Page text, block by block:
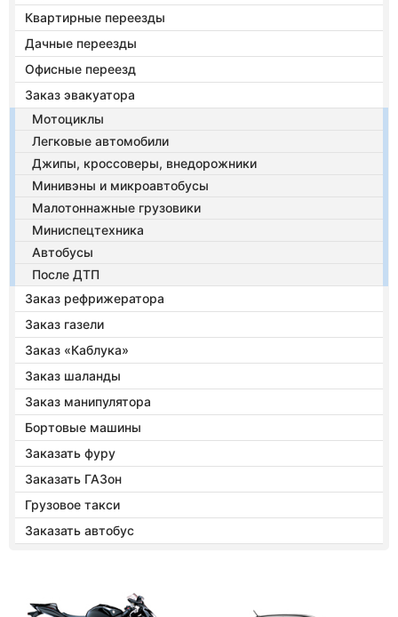
Квартирные переезды
Дачные переезды
Офисные переезд
Заказ эвакуатора
Мотоциклы
Легковые автомобили
Джипы, кроссоверы, внедорожники
Минивэны и микроавтобусы
Малотоннажные грузовики
Миниспецтехника
Автобусы
После ДТП
Заказ рефрижератора
Заказ газели
Заказ «Каблука»
Заказ шаланды
Заказ манипулятора
Бортовые машины
Заказать фуру
Заказать ГАЗон
Грузовое такси
Заказать автобус